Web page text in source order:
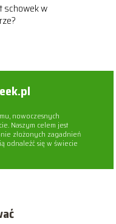
schowek w
nowoczesnych
Naszym celem jest
złożonych zagadnień
odnaleźć się w świecie